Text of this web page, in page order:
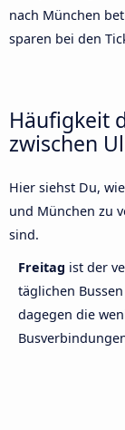
nach München
sparen bei den
Häufigkeit
zwischen
Hier siehst Du,
und München zu
sind.
Freitag ist der
täglichen
dagegen die